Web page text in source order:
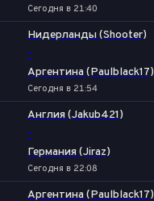
Сегодня в 21:40
Нидерланды (Shooter)
-
Аргентина (Paulblack17)
Сегодня в 21:54
Англия (Jakub421)
-
Германия (Jiraz)
Сегодня в 22:08
Аргентина (Paulblack17)